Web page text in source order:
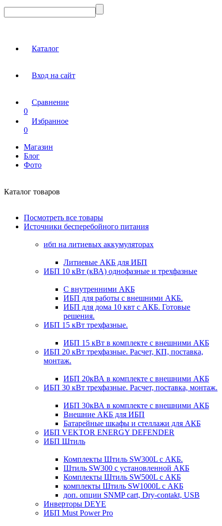
Каталог
Вход на сайт
Сравнение
0
Избранное
0
Магазин
Блог
Фото
Каталог товаров
Посмотреть все товары
Источники бесперебойного питания
ибп на литиевых аккумуляторах
Литиевые АКБ для ИБП
ИБП 10 кВт (кВА) однофазные и трехфазные
С внутренними АКБ
ИБП для работы с внешними АКБ.
ИБП для дома 10 квт с АКБ. Готовые
решения.
ИБП 15 кВт трехфазные.
ИБП 15 кВт в комплекте с внешними АКБ
ИБП 20 кВт трехфазные. Расчет, КП, поставка,
монтаж.
ИБП 20кВА в комплекте с внешними АКБ
ИБП 30 кВт трехфазные. Расчет, поставка, монтаж.
ИБП 30кВА в комплекте с внешними АКБ
Внешние АКБ для ИБП
Батарейные шкафы и стеллажи для АКБ
ИБП VEKTOR ENERGY DEFENDER
ИБП Штиль
Комплекты Штиль SW300L с АКБ.
Штиль SW300 с установленной АКБ
Комплекты Штиль SW500L с АКБ
комплекты Штиль SW1000L с АКБ
доп. опции SNMP cart, Dry-contakt, USB
Инверторы DEYE
ИБП Must Power Pro